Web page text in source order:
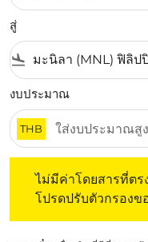
สู่
flight_land
งบประมาณ
THB
ไม่มีค่าโดยสารที่ต
โปรดปรับตัวกรอง